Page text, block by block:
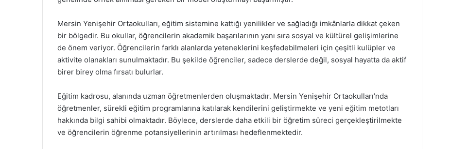
Mersin Yenişehir Ortaokulları, eğitim sistemine kattığı yenilikler ve sağladığı imkânlarla dikkat çeken
bir bölgedir. Bu okullar, öğrencilerin akademik başarılarının yanı sıra sosyal ve kültürel gelişimlerine
de önem veriyor. Öğrencilerin farklı alanlarda yeteneklerini keşfedebilmeleri için çeşitli kulüpler ve
aktivite olanakları sunulmaktadır. Bu şekilde öğrenciler, sadece derslerde değil, sosyal hayatta da aktif
birer birey olma fırsatı bulurlar.
Eğitim kadrosu, alanında uzman öğretmenlerden oluşmaktadır. Mersin Yenişehir Ortaokulları’nda
öğretmenler, sürekli eğitim programlarına katılarak kendilerini geliştirmekte ve yeni eğitim metotları
hakkında bilgi sahibi olmaktadır. Böylece, derslerde daha etkili bir öğretim süreci gerçekleştirilmekte
ve öğrencilerin öğrenme potansiyellerinin artırılması hedeflenmektedir.